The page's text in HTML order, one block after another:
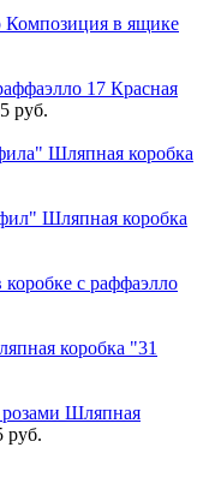
Композиция в ящике
17 Красная
руб.
Шляпная коробка
Шляпная коробка
коробке с раффаэлло
коробка "31
Шляпная
руб.